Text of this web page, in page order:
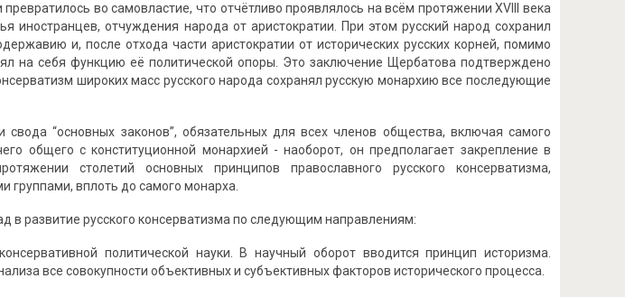
во самовластие, что отчётливо проявлялось на всём протяжении XVIII века
иностранцев, отчуждения народа от аристократии. При этом русский народ сохранил
и, после отхода части аристократии от исторических русских корней, помимо
на себя функцию её политической опоры. Это заключение Щербатова подтверждено
широких масс русского народа сохранял русскую монархию все последующие
“основных законов”, обязательных для всех членов общества, включая самого
общего с конституционной монархией - наоборот, он предполагает закрепление в
столетий основных принципов православного русского консерватизма,
вплоть до самого монарха.
развитие русского консерватизма по следующим направлениям:
политической науки. В научный оборот вводится принцип историзма.
все совокупности объективных и субъективных факторов исторического процесса.